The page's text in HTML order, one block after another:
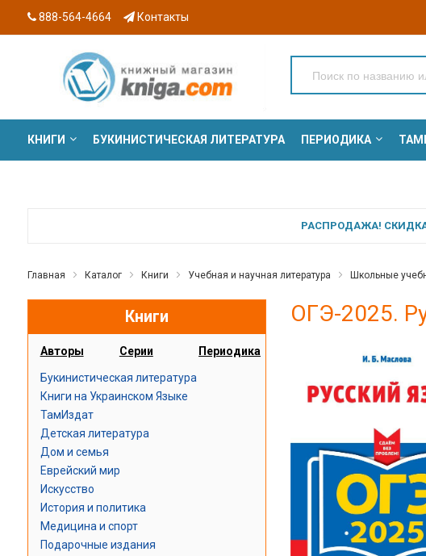
888-564-4664 Контакты
КНИГИ БУКИНИСТИЧЕСКАЯ ЛИТЕРАТУРА ПЕРИОДИКА
РАСПРОДАЖА! СКИДКА
Главная Каталог Книги Учебная и научная литература Школьные
Книги
Авторы Серии Периодика
Букинистическая литература
Книги на Украинском Языке
ТамИздат
Детская литература
Дом и семья
Еврейский мир
Искусство
История и политика
Медицина и спорт
Подарочные издания
ОГЭ-2025.